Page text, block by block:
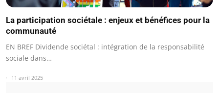
La participation sociétale : enjeux et bénéfices pour la
communauté
EN BREF Dividende sociétal : intégration de la responsabilité
sociale dans…
11 avril 2025